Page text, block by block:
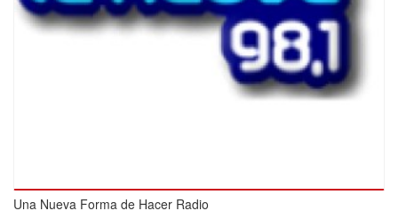
Una Nueva Forma de Hacer Radio